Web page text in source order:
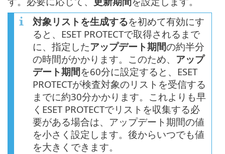
対象リストを生成するを初めて有効にす
ると、ESET PROTECTで取得されるまで
に、指定したアップデート期間の約半分
の時間がかかります。このため、 アップ
デート期間を60分に設定すると、ESET
PROTECTが検査対象のリストを受信する
までに約30分かかります。これよりも早
くESET PROTECTでリストを収集する必
要がある場合は、アップデート期間の値
を小さく設定します。後からいつでも値
を大きくできます。